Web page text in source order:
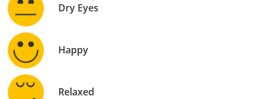
Dry Eyes
Happy
Relaxed